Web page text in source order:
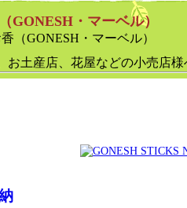
GONESH・マーベル）
（GONESH・マーベル）
お土産店、花屋などの小売店